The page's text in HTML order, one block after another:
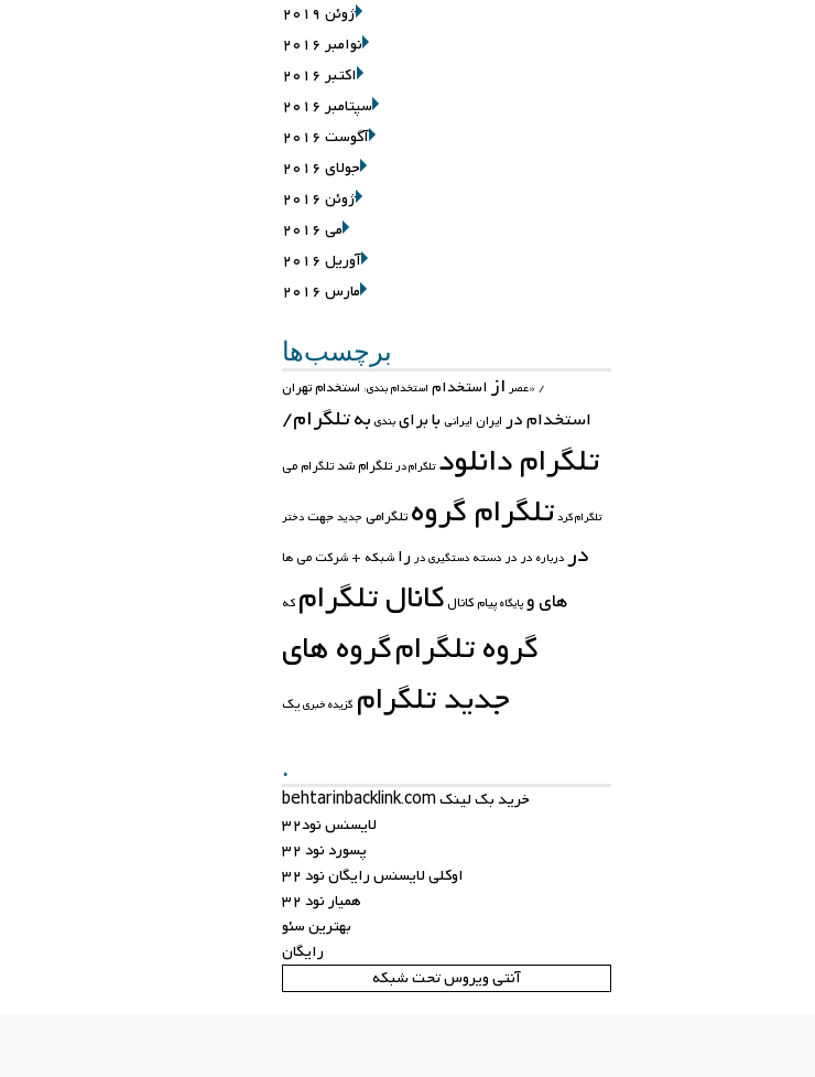
ژوئن 2019
نوامبر 2016
اکتبر 2016
سپتامبر 2016
آگوست 2016
جولای 2016
ژوئن 2016
می 2016
آوریل 2016
مارس 2016
برچسب‌ها
/ «عصر از استخدام استخدام بندی: استخدام تهران
استخدام در ایران ایرانیبابرایبندی بهتلگرام/
تلگرام دانلود تلگرام درتلگرام شدتلگرام می
تلگرام کردتلگرام گروه تلگرامی جدیدجهتدختر
دردرباره در در دسته دستگیری دررا شبکه + شرکتمیها
هایوپایگاهپیامکانالکانال تلگرام که
گروه تلگرامگروه های
جدید تلگرام گزیده خبرییک
.
خرید بک لینک behtarinbacklink.com
لایسنس نود32
پسورد نود 32
اوکلی لایسنس رایگان نود 32
همیار نود 32
بهترین سئو
رایگان
آنتی ویروس تحت شبکه